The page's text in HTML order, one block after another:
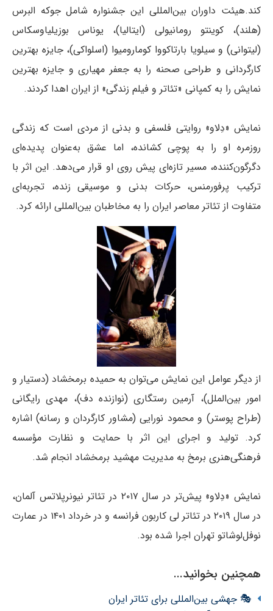
کند.هیئت داوران بین‌المللی این جشنواره شامل جوکه البرس
(هلند)، کوینتو رومانیولی (ایتالیا)، یوناس بوزیلیاوسکاس
(لیتوانی) و سیلویا بارتاکووا کومارومیوا (اسلواکی)، جایزه بهترین
کارگردانی و طراحی صحنه را به جعفر مهیاری و جایزه بهترین
نمایش را به کمپانی «تئاتر و فیلم زندگی» از ایران اهدا کردند.
نمایش «دِلاو» روایتی فلسفی و بدنی از مردی است که زندگی
روزمره او را به پوچی کشانده، اما عشق به‌عنوان پدیده‌ای
دگرگون‌کننده، مسیر تازه‌ای پیش روی او قرار می‌دهد. این اثر با
ترکیب پرفورمنس، حرکات بدنی و موسیقی زنده، تجربه‌ای
متفاوت از تئاتر معاصر ایران را به مخاطبان بین‌المللی ارائه کرد.
از دیگر عوامل این نمایش می‌توان به حمیده برمخشاد (دستیار و
امور بین‌الملل)، آرمین رستگاری (نوازنده دف)، مهدی رایگانی
(طراح پوستر) و محمود نورایی (مشاور کارگردان و رسانه) اشاره
کرد. تولید و اجرای این اثر با حمایت و نظارت مؤسسه
فرهنگی‌هنری برمخ به مدیریت مهشید برمخشاد انجام شد.
نمایش «دِلاو» پیش‌تر در سال ۲۰۱۷ در تئاتر نیونرپلاتس آلمان،
در سال ۲۰۱۹ در تئاتر لی کاربون فرانسه و در خرداد ۱۴۰۱ در عمارت
نوفل‌لوشاتو تهران اجرا شده بود.
همچنین بخوانید...
🎭 جهشی بین‌المللی برای تئاتر ایران